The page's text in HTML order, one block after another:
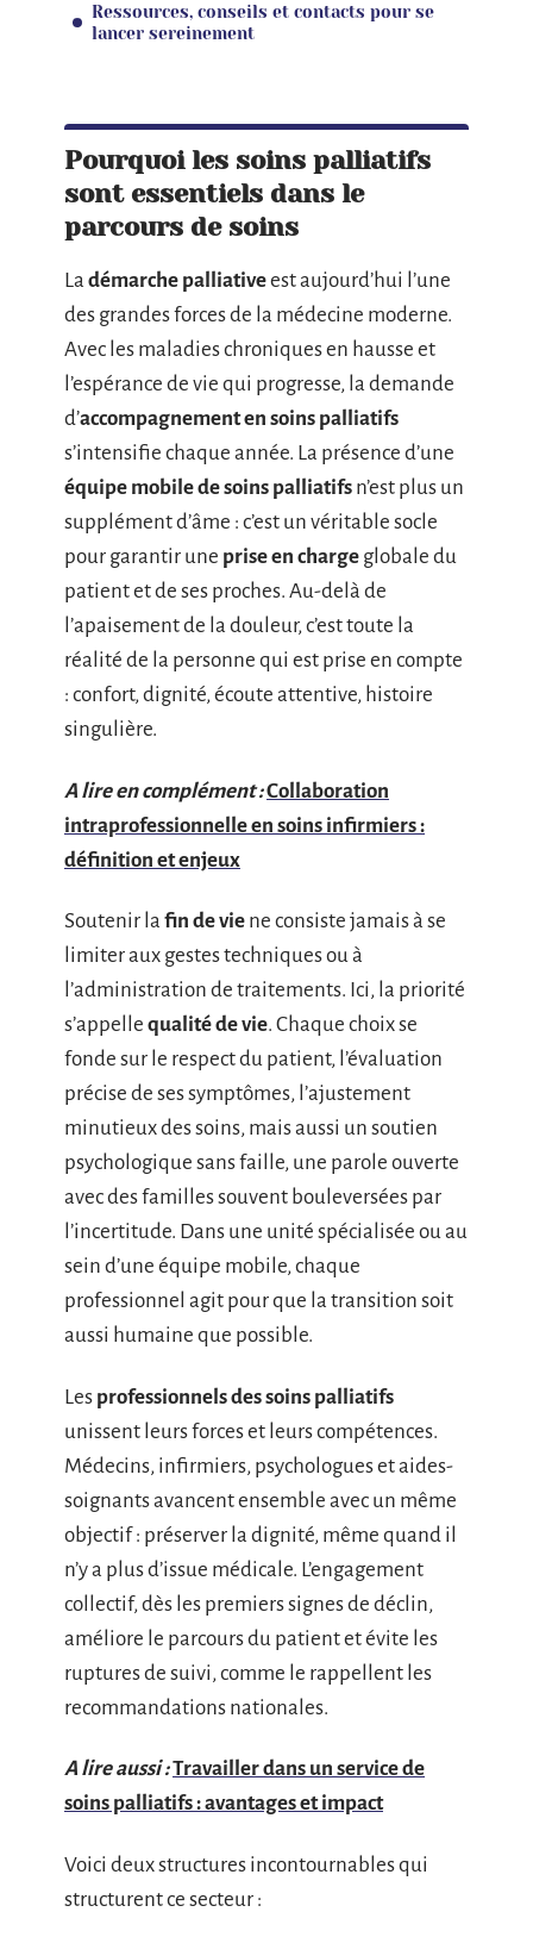
Ressources, conseils et contacts pour se
lancer sereinement
Pourquoi les soins palliatifs
sont essentiels dans le
parcours de soins
La démarche palliativeest aujourd’hui l’une
des grandes forces de la médecine moderne.
Avec les maladies chroniques en hausse et
l’espérance de vie qui progresse, la demande
d’accompagnement en soins palliatifs
s’intensifie chaque année. La présence d’une
équipe mobile de soins palliatifs n’est plus un
supplément d’âme : c’est un véritable socle
pour garantir une prise en charge globale du
patient et de ses proches. Au-delà de
l’apaisement de la douleur, c’est toute la
réalité de la personne qui est prise en compte
: confort, dignité, écoute attentive, histoire
singulière.
A lire en complément :Collaboration
intraprofessionnelle en soins infirmiers :
définition et enjeux
Soutenir la fin de vie ne consiste jamais à se
limiter aux gestes techniques ou à
l’administration de traitements. Ici, la priorité
s’appelle qualité de vie. Chaque choix se
fonde sur le respect du patient, l’évaluation
précise de ses symptômes, l’ajustement
minutieux des soins, mais aussi un soutien
psychologique sans faille, une parole ouverte
avec des familles souvent bouleversées par
l’incertitude. Dans une unité spécialisée ou au
sein d’une équipe mobile, chaque
professionnel agit pour que la transition soit
aussi humaine que possible.
Les professionnels des soins palliatifs
unissent leurs forces et leurs compétences.
Médecins, infirmiers, psychologues et aides-
soignants avancent ensemble avec un même
objectif : préserver la dignité, même quand il
n’y a plus d’issue médicale. L’engagement
collectif, dès les premiers signes de déclin,
améliore le parcours du patient et évite les
ruptures de suivi, comme le rappellent les
recommandations nationales.
A lire aussi :Travailler dans un service de
soins palliatifs : avantages et impact
Voici deux structures incontournables qui
structurent ce secteur :